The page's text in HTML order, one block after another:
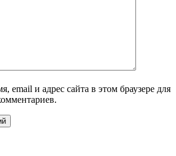
email и адрес сайта в этом браузере для